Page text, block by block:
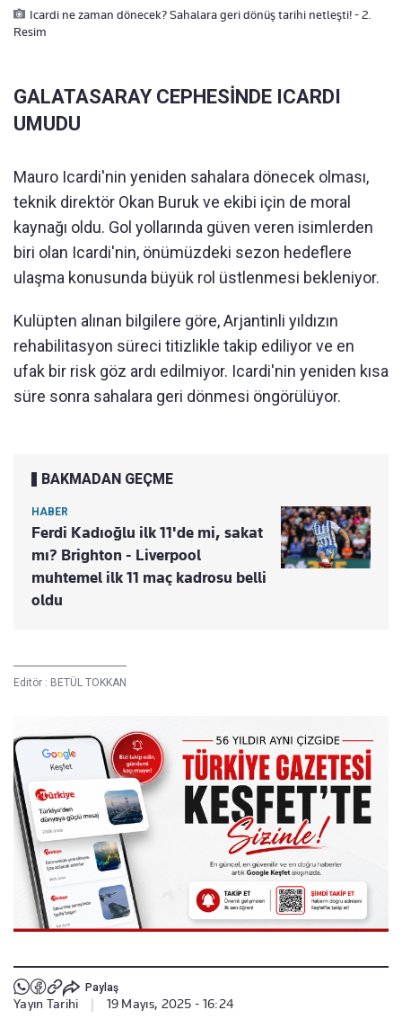
Icardi ne zaman dönecek? Sahalara geri dönüş tarihi netleşti! - 2.
Resim
GALATASARAY CEPHESİNDE ICARDI
UMUDU
Mauro Icardi'nin yeniden sahalara dönecek olması,
teknik direktör Okan Buruk ve ekibi için de moral
kaynağı oldu. Gol yollarında güven veren isimlerden
biri olan Icardi'nin, önümüzdeki sezon hedeflere
ulaşma konusunda büyük rol üstlenmesi bekleniyor.
Kulüpten alınan bilgilere göre, Arjantinli yıldızın
rehabilitasyon süreci titizlikle takip ediliyor ve en
ufak bir risk göz ardı edilmiyor. Icardi'nin yeniden kısa
süre sonra sahalara geri dönmesi öngörülüyor.
BAKMADAN GEÇME
HABER
Ferdi Kadıoğlu ilk 11'de mi, sakat
mı? Brighton - Liverpool
muhtemel ilk 11 maç kadrosu belli
oldu
Editör : BETÜL TOKKAN
Paylaş
Yayın Tarihi 19 Mayıs, 2025 - 16:24